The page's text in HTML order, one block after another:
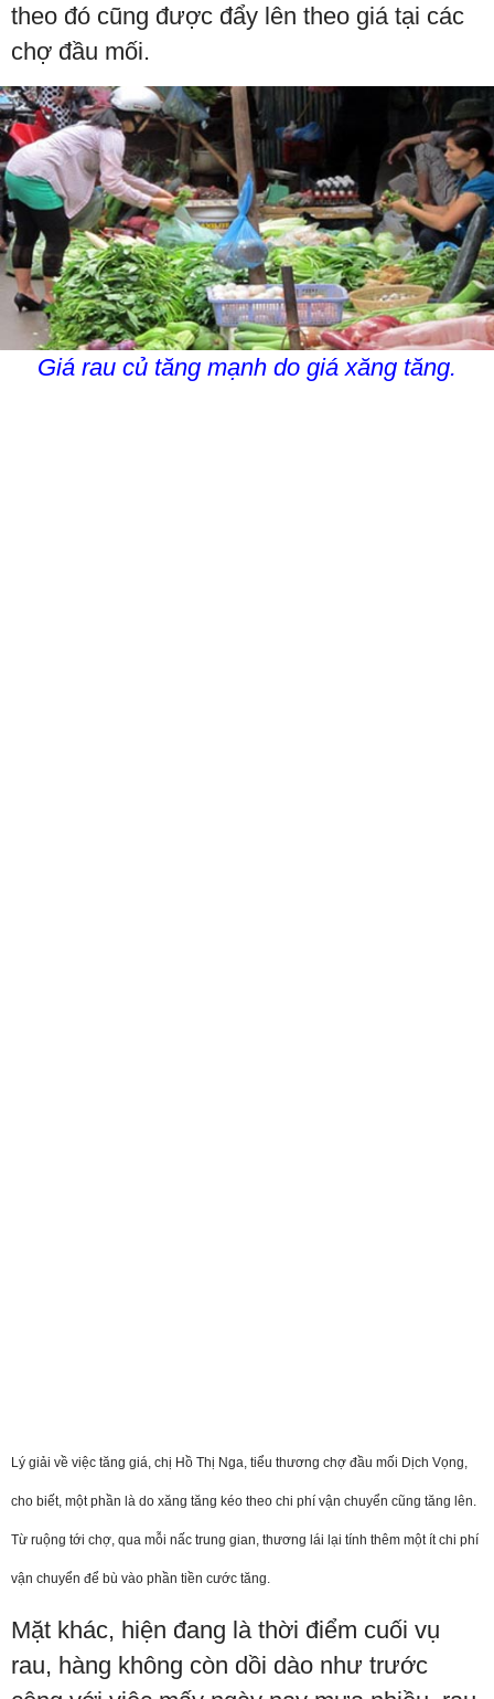
theo đó cũng được đẩy lên theo giá tại các
chợ đầu mối.
Giá rau củ tăng mạnh do giá xăng tăng.
Lý giải về việc tăng giá, chị Hồ Thị Nga, tiểu thương chợ đầu mối Dịch Vọng,
cho biết, một phần là do xăng tăng kéo theo chi phí vận chuyển cũng tăng lên.
Từ ruộng tới chợ, qua mỗi nấc trung gian, thương lái lại tính thêm một ít chi phí
vận chuyển để bù vào phần tiền cước tăng.
Mặt khác, hiện đang là thời điểm cuối vụ
rau, hàng không còn dồi dào như trước